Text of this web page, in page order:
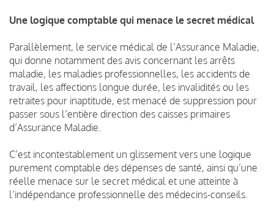
Une logique comptable qui menace le secret médical
Parallèlement, le service médical de l’Assurance Maladie,
qui donne notamment des avis concernant les arrêts
maladie, les maladies professionnelles, les accidents de
travail, les affections longue durée, les invalidités ou les
retraites pour inaptitude, est menacé de suppression pour
passer sous l’entière direction des caisses primaires
d’Assurance Maladie.
C’est incontestablement un glissement vers une logique
purement comptable des dépenses de santé, ainsi qu’une
réelle menace sur le secret médical et une atteinte à
l’indépendance professionnelle des médecins-conseils.